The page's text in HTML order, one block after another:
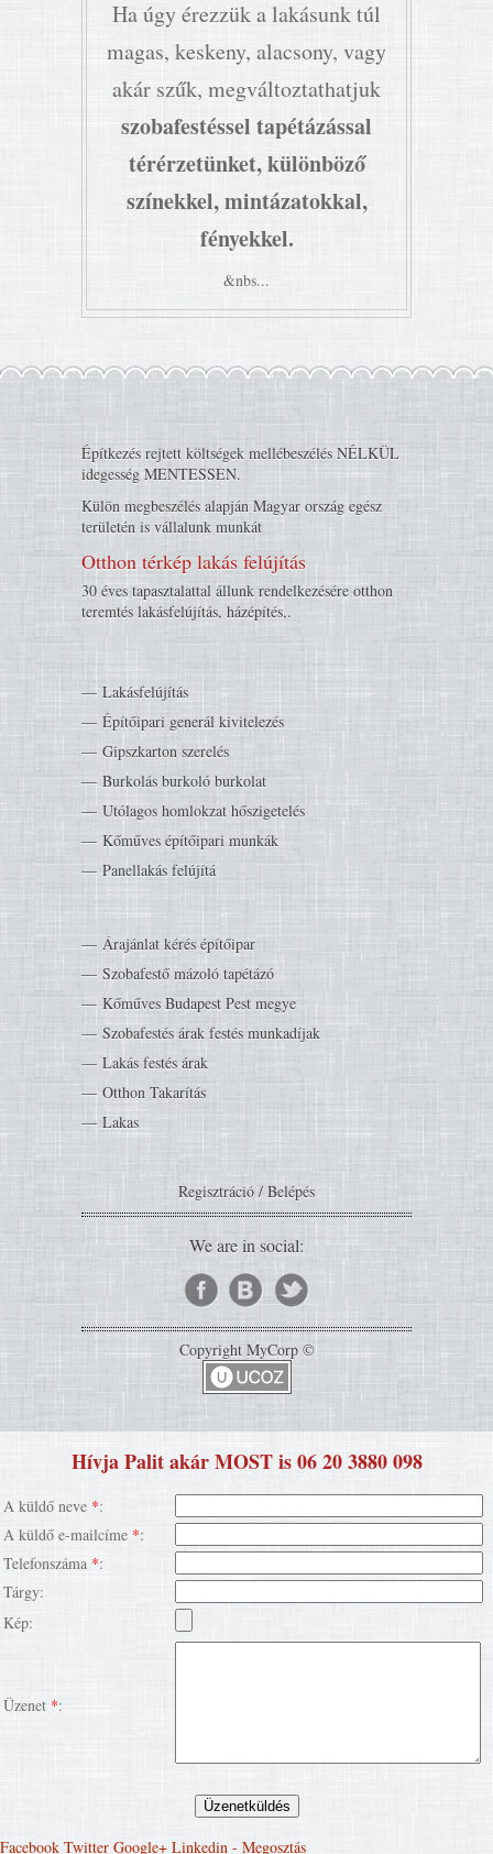
Ha úgy érezzük a lakásunk túl
magas, keskeny, alacsony, vagy
akár szűk, megváltoztathatjuk
szobafestéssel tapétázással
térérzetünket, különböző
színekkel, mintázatokkal,
fényekkel.
&nbs...
Építkezés rejtett költségek mellébeszélés NÉLKÜL
idegesség MENTESSEN.
Külön megbeszélés alapján Magyar ország egész
területén is vállalunk munkát
Otthon térkép lakás felújítás
30 éves tapasztalattal állunk rendelkezésére otthon
teremtés lakásfelújítás, házépítés,.
Lakásfelújítás
Építőipari generál kivitelezés
Gipszkarton szerelés
Burkolás burkoló burkolat
Utólagos homlokzat hőszigetelés
Kőműves építőipari munkák
Panellakás felújítá
Árajánlat kérés építőipar
Szobafestő mázoló tapétázó
Kőműves Budapest Pest megye
Szobafestés árak festés munkadíjak
Lakás festés árak
Otthon Takarítás
Lakas
Regisztráció / Belépés
We are in social:
Copyright MyCorp ©
Hívja Palit akár MOST is 06 20 3880 098
A küldő neve *:
A küldő e-mailcíme *:
Telefonszáma *:
Tárgy:
Kép:
Üzenet *:
Facebook Twitter Google+ Linkedin - Megosztás